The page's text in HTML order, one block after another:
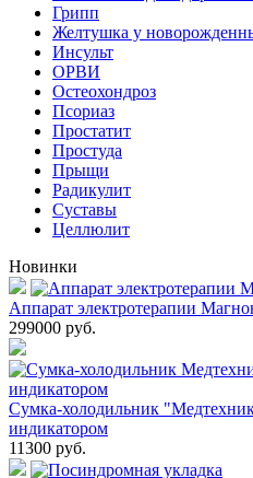
Грипп
Желтушка у
Инсульт
ОРВИ
Остеохондроз
Пcориаз
Простатит
Простуда
Прыщи
Радикулит
Суставы
Целлюлит
Новинки
Аппарат электротерапии
299000 руб.
Сумка-холодильник
индикатором
11300 руб.